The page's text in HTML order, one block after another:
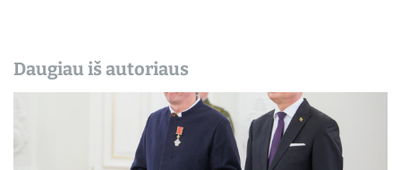
Daugiau iš autoriaus